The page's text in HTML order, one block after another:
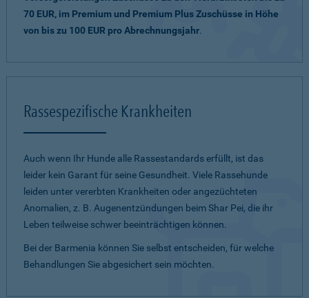
70 EUR, im Premium und Premium Plus Zuschüsse in Höhe
von bis zu 100 EUR pro Abrechnungsjahr.
Rassespezifische Krankheiten
Auch wenn Ihr Hunde alle Rassestandards erfüllt, ist das
leider kein Garant für seine Gesundheit. Viele Rassehunde
leiden unter vererbten Krankheiten oder angezüchteten
Anomalien, z. B. Augenentzündungen beim Shar Pei, die ihr
Leben teilweise schwer beeinträchtigen können.
Bei der Barmenia können Sie selbst entscheiden, für welche
Behandlungen Sie abgesichert sein möchten.